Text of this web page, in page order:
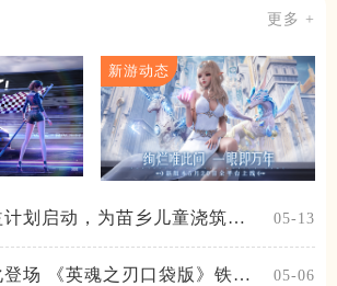
更多 +
新游动态
划启动，为苗乡儿童浇筑梦
05-13
场 《英魂之刃口袋版》铁扇
05-06